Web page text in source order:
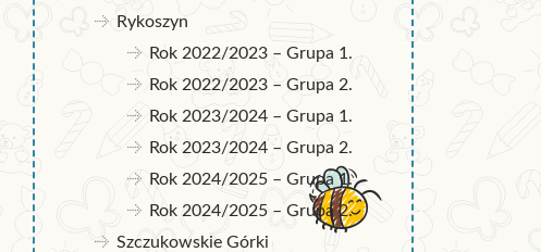
Rykoszyn
Rok 2022/2023 – Grupa 1.
Rok 2022/2023 – Grupa 2.
Rok 2023/2024 – Grupa 1.
Rok 2023/2024 – Grupa 2.
Rok 2024/2025 – Grupa 1.
Rok 2024/2025 – Grupa 2.
Szczukowskie Górki